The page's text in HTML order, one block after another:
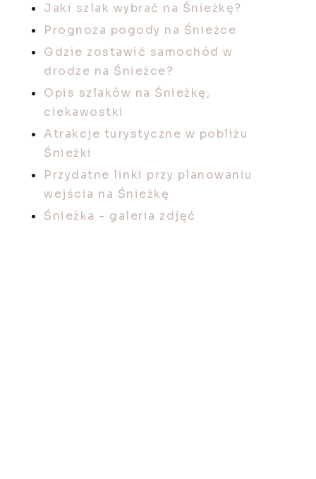
Jaki szlak wybrać na Śnieżkę?
Prognoza pogody na Śnieżce
Gdzie zostawić samochód w
drodze na Śnieżce?
Opis szlaków na Śnieżkę,
ciekawostki
Atrakcje turystyczne w pobliżu
Śnieżki
Przydatne linki przy planowaniu
wejścia na Śnieżkę
Śnieżka - galeria zdjęć